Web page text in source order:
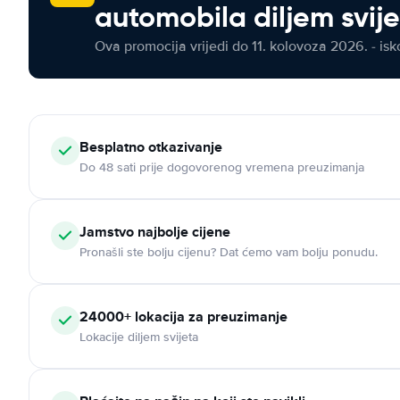
automobila diljem
Ova promocija vrijedi do 11. kolovoza 2026. -
Besplatno otkazivanje
Do 48 sati prije dogovorenog vremena preuzimanja
Jamstvo najbolje cijene
Pronašli ste bolju cijenu? Dat ćemo vam bolju ponudu.
24000+ lokacija za preuzimanje
Lokacije diljem svijeta